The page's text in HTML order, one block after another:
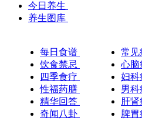
今日养生
养生图库
每日食谱
饮食禁忌
四季食疗
性福药膳
精华回答
奇闻八卦
常见
心脑
妇科
男科
肝肾
脾